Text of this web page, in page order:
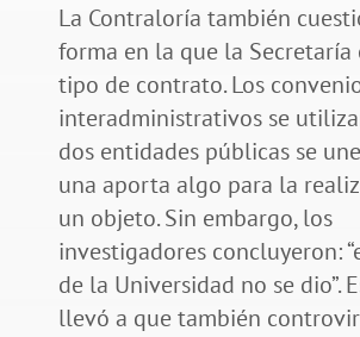
La Contraloría también
forma en la que la Secretaría
tipo de contrato. Los
interadministrativos se
dos entidades públicas se
una aporta algo para la
un objeto. Sin embargo, los
investigadores concluyeron:
de la Universidad no se dio”.
llevó a que también